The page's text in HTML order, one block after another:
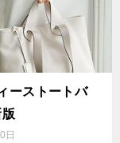
ーストートバ
日